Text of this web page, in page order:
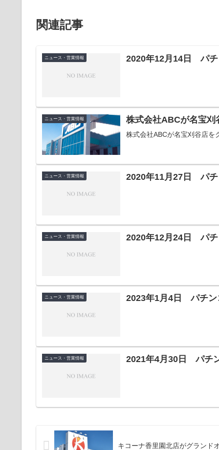
関連記事
ニュース・営業情報 2020年12月14日 パチ
ニュース・営業情報 株式会社ABCが名宝刈
株式会社ABCが名宝刈谷店を
ニュース・営業情報 2020年11月27日 パチ
ニュース・営業情報 2020年12月24日 パチ
ニュース・営業情報 2023年1月4日 パチン
ニュース・営業情報 2021年4月30日 パチ
キコーナ香里園北店がグランド